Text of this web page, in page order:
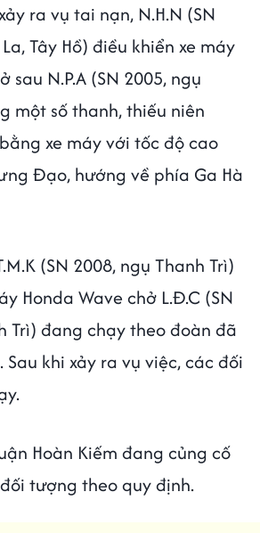
ra vụ tai nạn, N.H.N (SN
Tây Hồ) điều khiển xe máy
sau N.P.A (SN 2005, ngụ
một số thanh, thiếu niên
xe máy với tốc độ cao
Đạo, hướng về phía Ga Hà
(SN 2008, ngụ Thanh Trì)
Honda Wave chở L.Đ.C (SN
Trì) đang chạy theo đoàn đã
khi xảy ra vụ việc, các đối
Hoàn Kiếm đang củng cố
tượng theo quy định.